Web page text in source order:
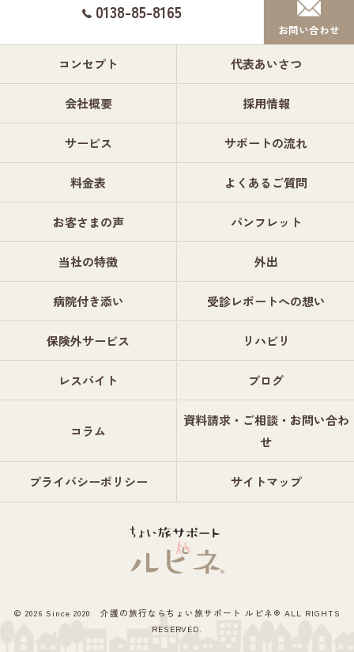
0138-85-8165
お問い合わせ
コンセプト 代表あいさつ
会社概要 採用情報
サービス サポートの流れ
料金表 よくあるご質問
お客さまの声 パンフレット
当社の特徴 外出
病院付き添い 受診レポートへの想い
保険外サービス リハビリ
レスパイト ブログ
コラム
資料請求・ご相談・お問い合わ
せ
プライバシーポリシー サイトマップ
© 2026 Since 2020 介護の旅行ならちょい旅サポート ルピネ® ALL RIGHTS
RESERVED.